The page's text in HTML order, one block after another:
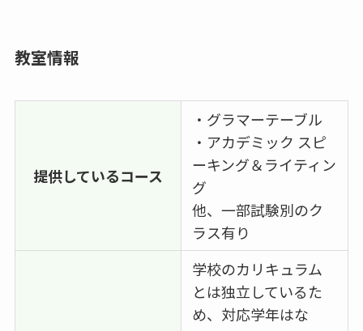
教室情報
提供しているコース
・グラマーテーブル
・アカデミック スピ
ーキング＆ライティン
グ
他、一部試験別のク
ラス有り
学校のカリキュラム
とは独立しているた
め、対応学年はな